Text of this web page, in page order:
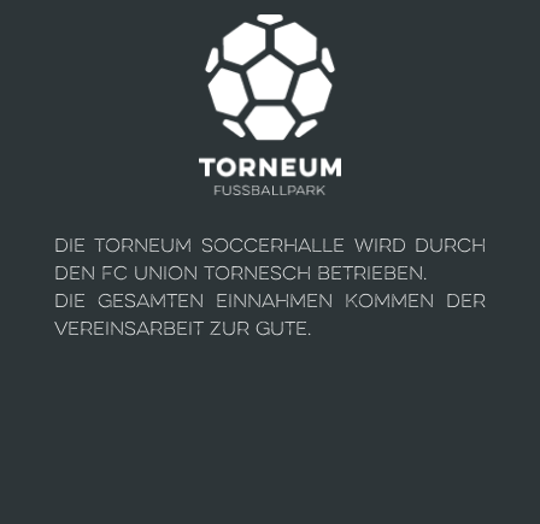
Die Torneum Soccerhalle wird durch
den FC Union Tornesch betrieben.
Die gesamten Einnahmen kommen der
Vereinsarbeit zur Gute.